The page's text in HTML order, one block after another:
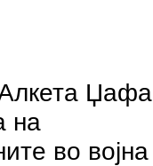
Џафа
на
во војна